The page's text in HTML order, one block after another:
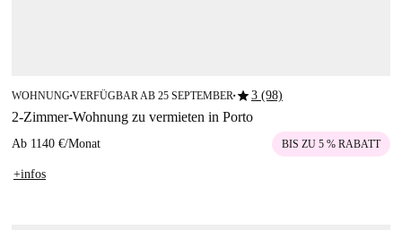
WOHNUNG■VERFÜGBAR AB 25 SEPTEMBER■star3 (98)
2-Zimmer-Wohnung zu vermieten in Porto
Ab 1140 €/Monat BIS ZU 5 % RABATT
+infos